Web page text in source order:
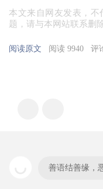
本文来自网友发表，不
题，请与本网站联系删除
阅读原文 阅读 9940 评
善语结善缘，